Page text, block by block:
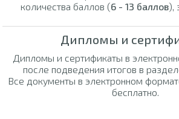
количества баллов (6 - 13 баллов),
Дипломы и
Дипломы и сертификаты в
после подведения итогов в
Все документы в электронном
бесплатно.